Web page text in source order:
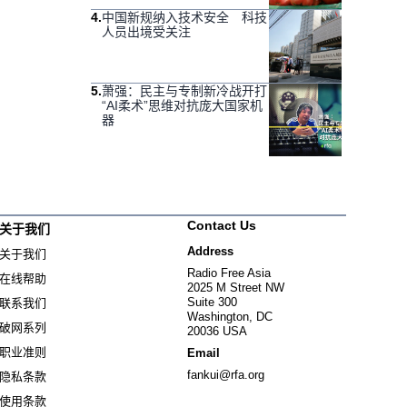
4.中国新规纳入技术安全 科技
人员出境受关注
5.萧强：民主与专制新冷战开打
“AI柔术”思维对抗庞大国家机
器
于我们
于我们
线帮助
系我们
网系列
业准则
私条款
用条款
Contact Us
Address
Radio Free Asia
2025 M Street NW
Suite 300
Washington, DC
20036 USA
Email
fankui@rfa.org